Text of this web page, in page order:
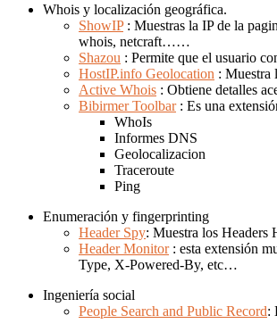
Whois y localización geográfica.
ShowIP: Muestras la IP de la
whois, netcraft……
Shazou : Permite que el usuario
HostIP.info Geolocation : Muestra
Active Whois : Obtiene detalles
Bibirmer Toolbar: Es una
WhoIs
Informes DNS
Geolocalizacion
Traceroute
Ping
Enumeración y fingerprinting
Header Spy: Muestra los Headers
Header Monitor: esta extensión
Type, X-Powered-By, etc…
Ingeniería social
People Search and Public Record: